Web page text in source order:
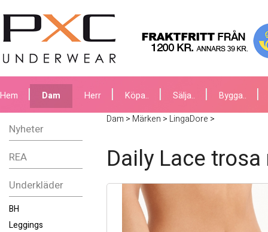
Hem Dam Herr Köpa.. Sälja.. Bygga..
Nyheter
REA
Underkläder
BH
Leggings
Dam > Märken > LingaDore >
Daily Lace